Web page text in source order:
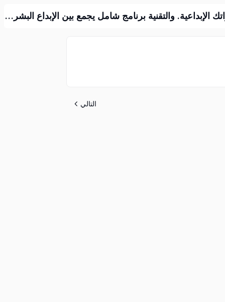
دبلوم الدفعة الاولى التسجيل مغلق لهذه الدفعة سنه داسيه كامله ( الابداع البشري والتكنولوجي في الازياء )طور مهاراتك الإبداعية. والتقنية برنامج شامل يجمع بين الإبداع البشري والتكنولوجيا مناهج متطورة. تواكب احتياجات سوق العمل. محتوى الدبلوم الابتكار.
التالي